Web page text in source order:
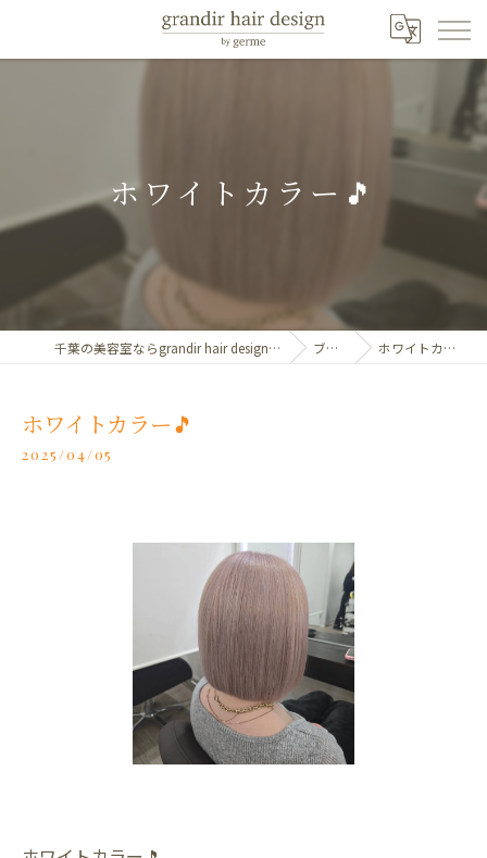
ホワイトカラー🎵
千葉の美容室ならgrandir hair design by germe ブログ ホワイトカラー🎵
ホワイトカラー🎵
2025/04/05